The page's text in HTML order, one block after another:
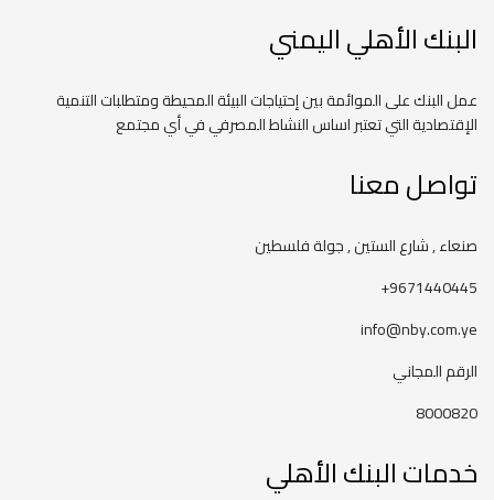
البنك الأهلي اليمني
عمل البنك على الموائمة بين إحتياجات البيئة المحيطة ومتطلبات التنمية
الإقتصادية التي تعتبر اساس النشاط المصرفي في أي مجتمع
تواصل معنا
صنعاء , شارع الستين , جولة فلسطين
9671440445+
info@nby.com.ye
الرقم المجاني
8000820
خدمات البنك الأهلي